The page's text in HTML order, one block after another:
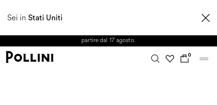
Sei in Stati Uniti
AUTUNNO/INVERNO 2026. Dall'8 al 16 agosto il Servizio Clienti non sarà
partire dal 17 agosto.
0